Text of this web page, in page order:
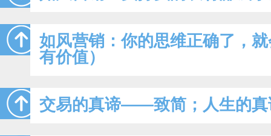
如风营销：你的思维正确了，
有价值）
交易的真谛——致简；人生的